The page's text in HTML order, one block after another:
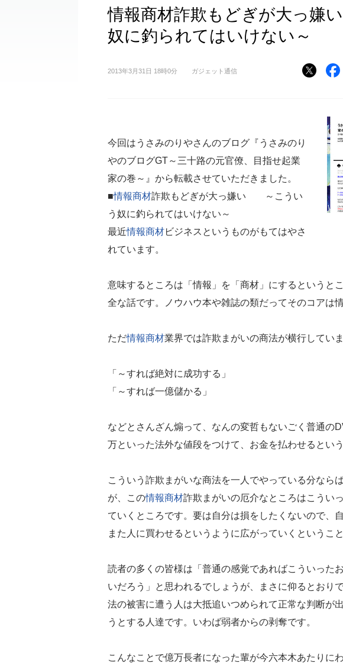
情報商材詐欺もどぎが大っ
奴に釣られてはいけない～
2013年3月31日 18時0分 ガジェット通信
今回はうさみのりやさんのブログ『うさみのり
やのブログGT～三十路の元官僚、目指せ起業
家の巻～』から転載させていただきました。
■情報商材詐欺もどぎが大っ嫌い ～こうい
う奴に釣られてはいけない～
最近情報商材ビジネスというものがもてはやさ
れています。
意味するところは「情報」を「商材」にするというと
全な話です。ノウハウ本や雑誌の類だってそのコアは
ただ情報商材業界では詐欺まがいの商法が横行していま
「～すれば絶対に成功する」
「～すれば一億儲かる」
などとさんざん煽って、なんの変哲もないごく普通の
万といった法外な値段をつけて、お金を払わせるという
こういう詐欺まがいな商法を一人でやっている分なら
が、この情報商材詐欺まがいの厄介なところはこうい
ていくところです。要は自分は損をしたくないので、
また人に買わせるというように広がっていくということ
読者の多くの皆様は「普通の感覚であればこういった
いだろう」と思われるでしょうが、まさに仰るとおり
法の被害に遭う人は大抵追いつめられて正常な判断が
うとする人達です。いわば弱者からの剥奪です。
こんなことで億万長者になった輩が今六本木あたりに